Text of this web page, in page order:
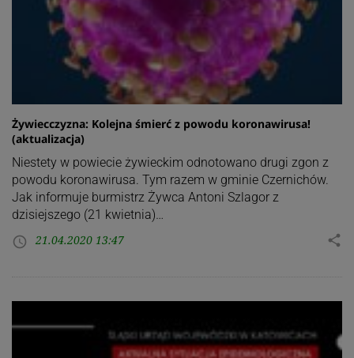
Żywiecczyzna: Kolejna śmierć z powodu koronawirusa!
(aktualizacja)
Niestety w powiecie żywieckim odnotowano drugi zgon z
powodu koronawirusa. Tym razem w gminie Czernichów.
Jak informuje burmistrz Żywca Antoni Szlagor z
dzisiejszego (21 kwietnia)…
access_time 21.04.2020 13:47 share